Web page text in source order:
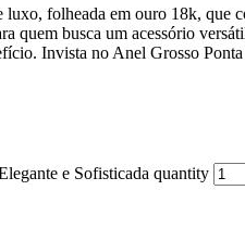
luxo, folheada em ouro 18k, que
quem busca um acessório
Invista no Anel Grosso
e Sofisticada quantity